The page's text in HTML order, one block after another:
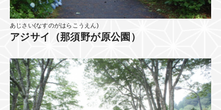
あじさい(なすのがはらこうえん)
アジサイ（那須野が原公園）